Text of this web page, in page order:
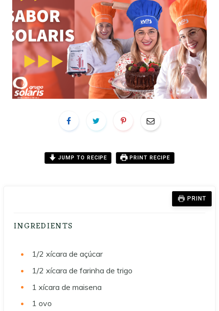
JUMP TO RECIPE PRINT RECIPE
PRINT
INGREDIENTS
1/2 xícara de açúcar
1/2 xícara de farinha de trigo
1 xícara de maisena
1 ovo